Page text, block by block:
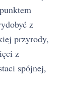
z
przyrody,
z
spójnej,